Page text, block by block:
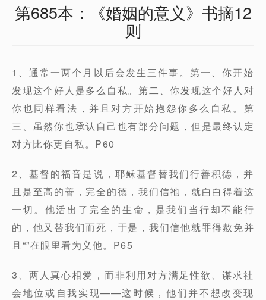
第685本：《婚姻的意义》书摘12
则
1、通常一两个月以后会发生三件事。第一、你开始
发现这个好人是多么自私。第二、你发现这个好人对
你也同样看法，并且对方开始抱怨你多么自私。第
三、虽然你也承认自己也有部分问题，但是最终认定
对方比你更自私。P60
2、基督的福音是说，耶稣基督替我们行善积德，并
且是至高的善，完全的德，我们信祂，就白白得着这
一切。他活出了完全的生命，是我们当行却不能行
的，他又替我们而死，于是，我们信他就罪得赦免并
且“”在眼里看为义他。P65
3、两人真心相爱，而非利用对方满足性欲、谋求社
会地位或自我实现——这时候，他们并不想改变现